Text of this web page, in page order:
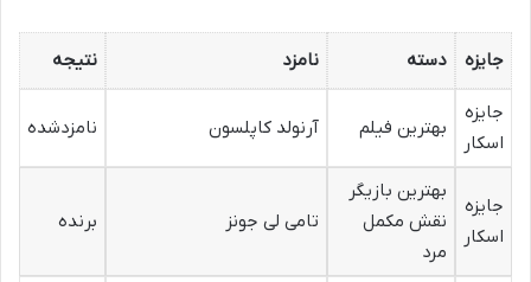
جایزه دسته نامزد نتیجه
جایزه
اسکار
بهترین فیلم آرنولد کاپلسون نامزدشده
جایزه
اسکار
بهترین بازیگر
نقش مکمل
مرد
تامی لی جونز برنده